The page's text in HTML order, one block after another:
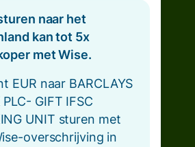
naar het
kan tot 5x
met Wise.
EUR naar BARCLAYS
PLC- GIFT IFSC
UNIT sturen met
overschrijving in